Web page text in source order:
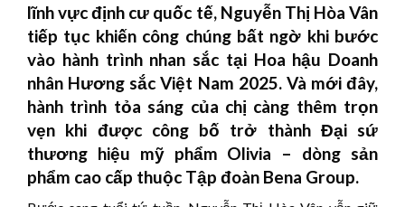
lĩnh vực định cư quốc tế, Nguyễn Thị Hòa Vân
tiếp tục khiến công chúng bất ngờ khi bước
vào hành trình nhan sắc tại Hoa hậu Doanh
nhân Hương sắc Việt Nam 2025. Và mới đây,
hành trình tỏa sáng của chị càng thêm trọn
vẹn khi được công bố trở thành Đại sứ
thương hiệu mỹ phẩm Olivia – dòng sản
phẩm cao cấp thuộc Tập đoàn Bena Group.